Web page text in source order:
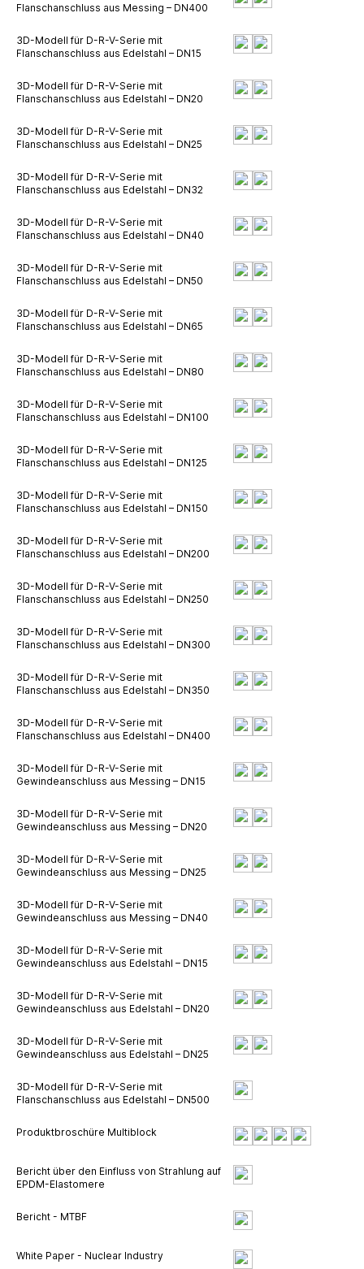
Flanschanschluss aus Messing – DN400
3D-Modell für D-R-V-Serie mit
Flanschanschluss aus Edelstahl – DN15
3D-Modell für D-R-V-Serie mit
Flanschanschluss aus Edelstahl – DN20
3D-Modell für D-R-V-Serie mit
Flanschanschluss aus Edelstahl – DN25
3D-Modell für D-R-V-Serie mit
Flanschanschluss aus Edelstahl – DN32
3D-Modell für D-R-V-Serie mit
Flanschanschluss aus Edelstahl – DN40
3D-Modell für D-R-V-Serie mit
Flanschanschluss aus Edelstahl – DN50
3D-Modell für D-R-V-Serie mit
Flanschanschluss aus Edelstahl – DN65
3D-Modell für D-R-V-Serie mit
Flanschanschluss aus Edelstahl – DN80
3D-Modell für D-R-V-Serie mit
Flanschanschluss aus Edelstahl – DN100
3D-Modell für D-R-V-Serie mit
Flanschanschluss aus Edelstahl – DN125
3D-Modell für D-R-V-Serie mit
Flanschanschluss aus Edelstahl – DN150
3D-Modell für D-R-V-Serie mit
Flanschanschluss aus Edelstahl – DN200
3D-Modell für D-R-V-Serie mit
Flanschanschluss aus Edelstahl – DN250
3D-Modell für D-R-V-Serie mit
Flanschanschluss aus Edelstahl – DN300
3D-Modell für D-R-V-Serie mit
Flanschanschluss aus Edelstahl – DN350
3D-Modell für D-R-V-Serie mit
Flanschanschluss aus Edelstahl – DN400
3D-Modell für D-R-V-Serie mit
Gewindeanschluss aus Messing – DN15
3D-Modell für D-R-V-Serie mit
Gewindeanschluss aus Messing – DN20
3D-Modell für D-R-V-Serie mit
Gewindeanschluss aus Messing – DN25
3D-Modell für D-R-V-Serie mit
Gewindeanschluss aus Messing – DN40
3D-Modell für D-R-V-Serie mit
Gewindeanschluss aus Edelstahl – DN15
3D-Modell für D-R-V-Serie mit
Gewindeanschluss aus Edelstahl – DN20
3D-Modell für D-R-V-Serie mit
Gewindeanschluss aus Edelstahl – DN25
3D-Modell für D-R-V-Serie mit
Flanschanschluss aus Edelstahl – DN500
Produktbroschüre Multiblock
Bericht über den Einfluss von Strahlung auf
EPDM-Elastomere
Bericht - MTBF
White Paper - Nuclear Industry